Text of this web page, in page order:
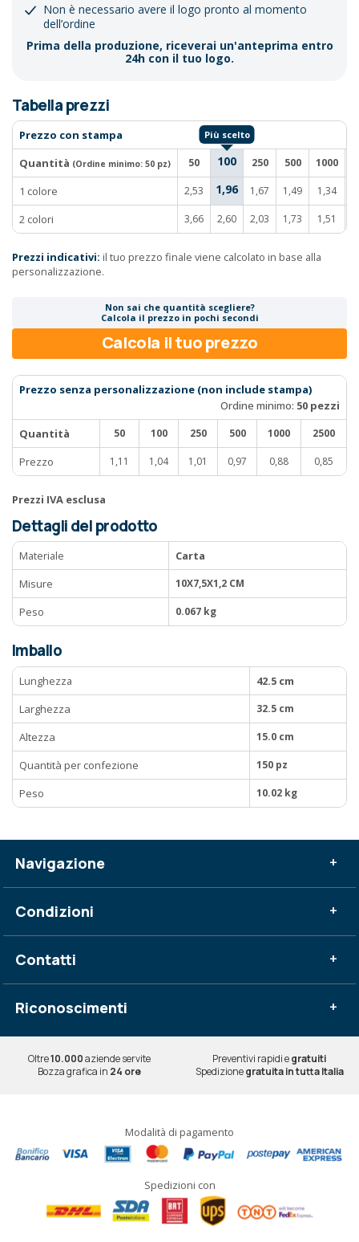
Non è necessario avere il logo pronto al momento
dell’ordine
Prima della produzione, riceverai un'anteprima entro
24h con il tuo logo.
Tabella prezzi
Prezzo con stampa
Quantità (Ordine minimo: 50 pz) 50 100 250 500 1000
1 colore 2,53 1,96 1,67 1,49 1,34
2 colori 3,66 2,60 2,03 1,73 1,51
Prezzi indicativi: il tuo prezzo finale viene calcolato in base alla
personalizzazione.
Non sai che quantità scegliere?
Calcola il prezzo in pochi secondi
Calcola il tuo prezzo
Prezzo senza personalizzazione (non include stampa)
Ordine minimo: 50 pezzi
Quantità
50 100 250 500 1000 2500
Prezzo 1,11 1,04 1,01 0,97 0,88 0,85
Prezzi IVA esclusa
Dettagli del prodotto
Materiale
Carta
Misure
10X7,5X1,2 CM
Peso 0.067 kg
Imballo
Lunghezza
42.5 cm
Larghezza
32.5 cm
Altezza 15.0 cm
Quantità per confezione 150 pz
Peso 10.02 kg
Navigazione +
Condizioni +
Contatti +
Riconoscimenti +
Oltre10.000aziende servite Preventivi rapidi egratuiti
Bozza grafica in 24 ore Spedizionegratuita in tutta Italia
Modalità di pagamento
Spedizioni con